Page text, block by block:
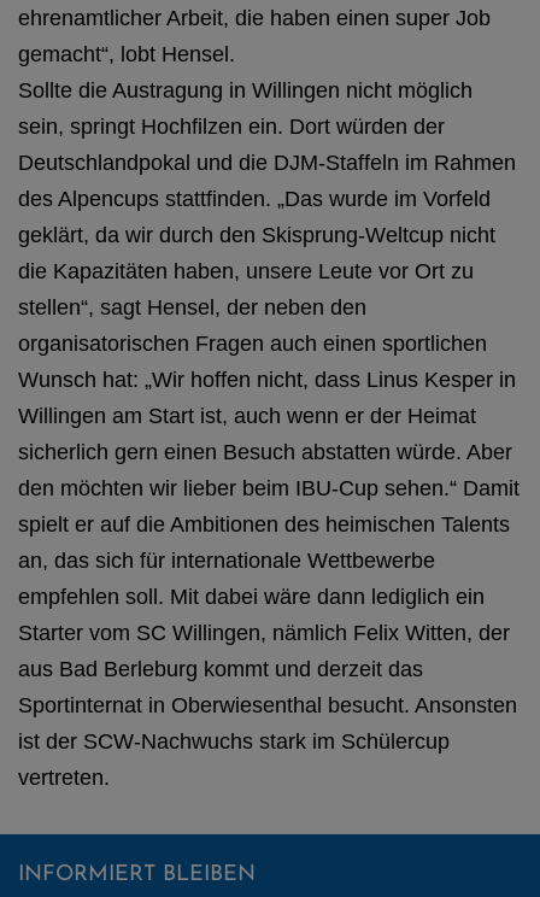
ehrenamtlicher Arbeit, die haben einen super Job
gemacht“, lobt Hensel.
Sollte die Austragung in Willingen nicht möglich
sein, springt Hochfilzen ein. Dort würden der
Deutschlandpokal und die DJM-Staffeln im Rahmen
des Alpencups stattfinden. „Das wurde im Vorfeld
geklärt, da wir durch den Skisprung-Weltcup nicht
die Kapazitäten haben, unsere Leute vor Ort zu
stellen“, sagt Hensel, der neben den
organisatorischen Fragen auch einen sportlichen
Wunsch hat: „Wir hoffen nicht, dass Linus Kesper in
Willingen am Start ist, auch wenn er der Heimat
sicherlich gern einen Besuch abstatten würde. Aber
den möchten wir lieber beim IBU-Cup sehen.“ Damit
spielt er auf die Ambitionen des heimischen Talents
an, das sich für internationale Wettbewerbe
empfehlen soll. Mit dabei wäre dann lediglich ein
Starter vom SC Willingen, nämlich Felix Witten, der
aus Bad Berleburg kommt und derzeit das
Sportinternat in Oberwiesenthal besucht. Ansonsten
ist der SCW-Nachwuchs stark im Schülercup
vertreten.
INFORMIERT BLEIBEN